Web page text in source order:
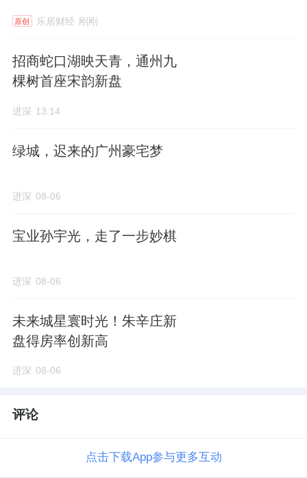
原创 乐居财经 刚刚
招商蛇口湖映天青，通州九
棵树首座宋韵新盘
进深 13:14
绿城，迟来的广州豪宅梦
进深 08-06
宝业孙宇光，走了一步妙棋
进深 08-06
未来城星寰时光！朱辛庄新
盘得房率创新高
进深 08-06
评论
点击下载App参与更多互动